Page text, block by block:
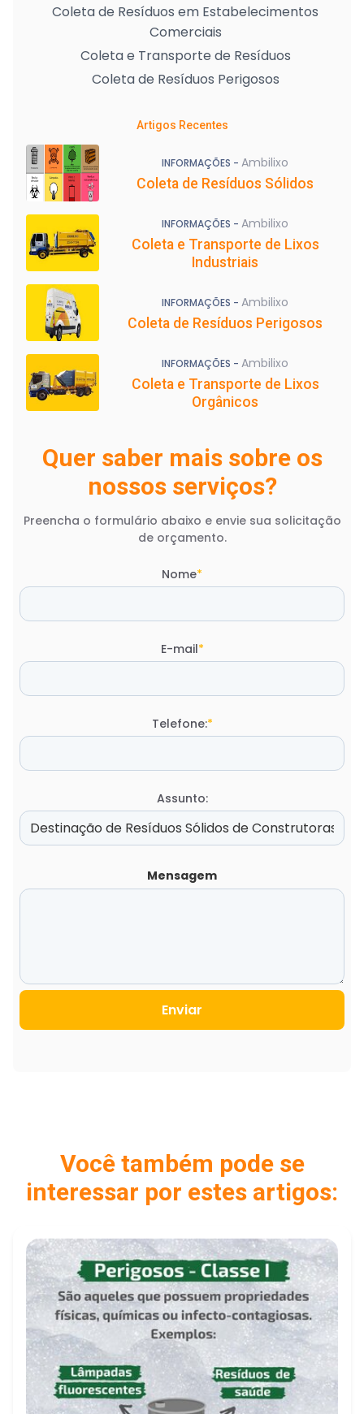
Coleta de Resíduos em Estabelecimentos
Comerciais
Coleta e Transporte de Resíduos
Coleta de Resíduos Perigosos
Artigos Recentes
INFORMAÇÕES - Ambilixo
Coleta de Resíduos Sólidos
INFORMAÇÕES - Ambilixo
Coleta e Transporte de Lixos
Industriais
INFORMAÇÕES - Ambilixo
Coleta de Resíduos Perigosos
INFORMAÇÕES - Ambilixo
Coleta e Transporte de Lixos
Orgânicos
Quer saber mais sobre os
nossos serviços?
Preencha o formulário abaixo e envie sua solicitação
de orçamento.
Nome*
E-mail*
Telefone:*
Assunto:
Mensagem
Enviar
Você também pode se
interessar por estes artigos: